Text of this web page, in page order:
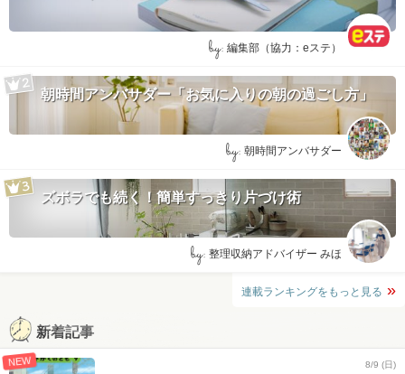
by: 編集部（協力：eステ）
朝時間アンバサダー「お気に入りの朝の過ごし方」
by: 朝時間アンバサダー
ズボラでも続く！簡単すっきり片づけ術
by: 整理収納アドバイザー みほ
連載ランキングをもっと見る
新着記事
NEW 8/9 (日)